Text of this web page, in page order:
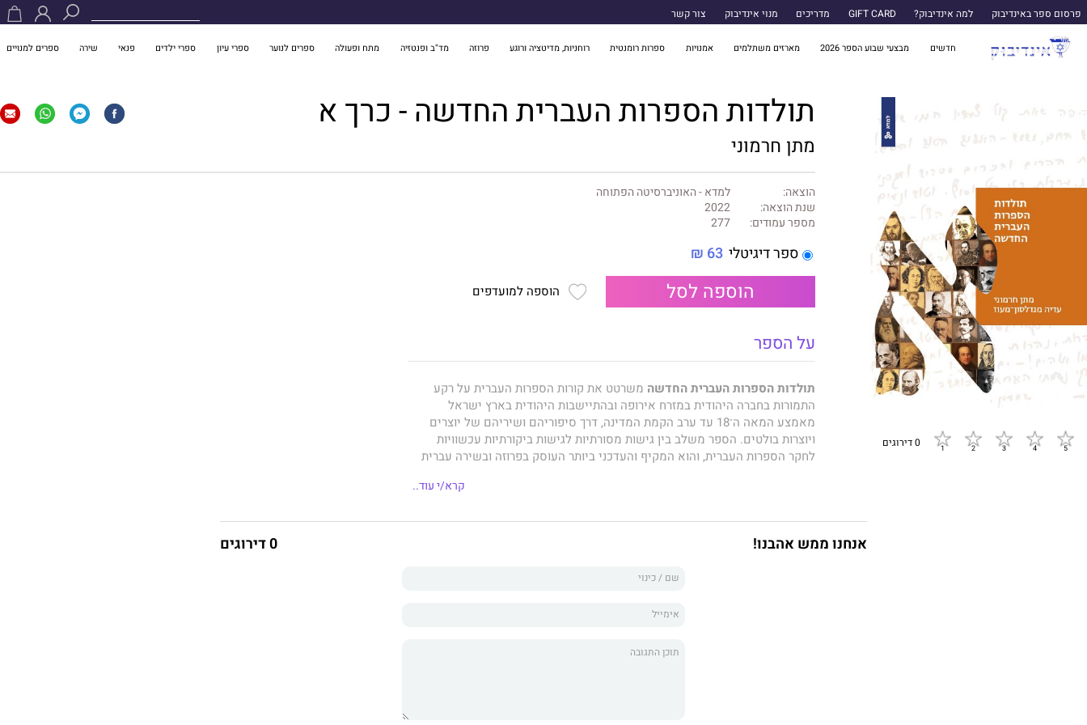
פרסום ספר באינדיבוק למה אינדיבוק? GIFT CARD מדריכים מנוי אינדיבוק צור קשר
חדשים מבצעי שבוע הספר 2026 מארזים משתלמים אמנויות ספרות רומנטית רוחניות, מדיטציה ורוגע פרוזה מד"ב ופנטזיה מתח ופעולה ספרים לנוער ספרי עיון ספרי ילדים פנאי שירה ספרים למנויים
0 דירוגים
תולדות הספרות העברית החדשה - כרך א
מתן חרמוני
הוצאה:
למדא - האוניברסיטה הפתוחה
שנת הוצאה:
2022
מספר עמודים:
277
ספר דיגיטלי 63 ₪
הוספה לסל הוספה למועדפים
על הספר
תולדות הספרות העברית החדשה משרטט את קורות הספרות העברית על רקע
התמורות בחברה היהודית במזרח אירופה ובהתיישבות היהודית בארץ ישראל
מאמצע המאה ה־18 עד ערב הקמת המדינה, דרך סיפוריהם ושיריהם של יוצרים
ויוצרות בולטים. הספר משלב בין גישות מסורתיות לגישות ביקורתיות עכשוויות
לחקר הספרות העברית, והוא המקיף והעדכני ביותר העוסק בפרוזה ובשירה עברית
אירופה, כולל דיון בכתביהם של משה מנדלסון, נפתלי הרץ־וייזל, אברהם מאפו,
ההשכלה, בהן רחל מוֹרפּוּרגוֹ.
ומיכה יוסף ברדיצ'בסקי, ודן גם במשוררי התחייה חיים נחמן ביאליק ושאול
קרא/י עוד..
אנחנו ממש אהבנו! 0 דירוגים